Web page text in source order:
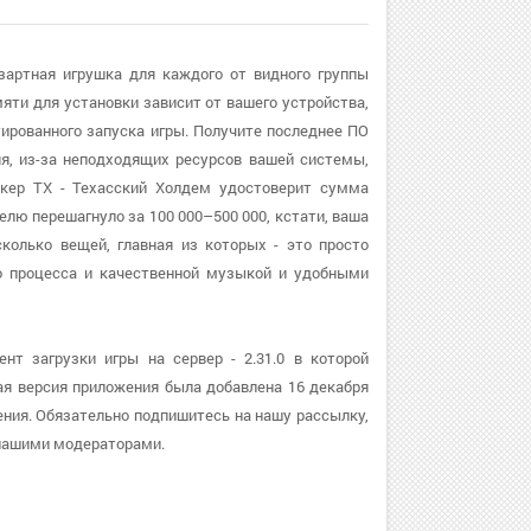
игрушка для каждого от видного группы
для установки зависит от вашего устройства,
запуска игры. Получите последнее ПО
из-за неподходящих ресурсов вашей системы,
ТХ - Техасский Холдем удостоверит сумма
перешагнуло за 100 000–500 000, кстати, ваша
вещей, главная из которых - это просто
и качественной музыкой и удобными
загрузки игры на сервер - 2.31.0 в которой
версия приложения была добавлена 16 декабря
Обязательно подпишитесь на нашу рассылку,
модераторами.